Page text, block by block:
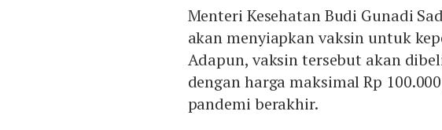
Menteri Kesehatan Budi Gunadi
akan menyiapkan vaksin untuk
Adapun, vaksin tersebut akan
dengan harga maksimal Rp
pandemi berakhir.